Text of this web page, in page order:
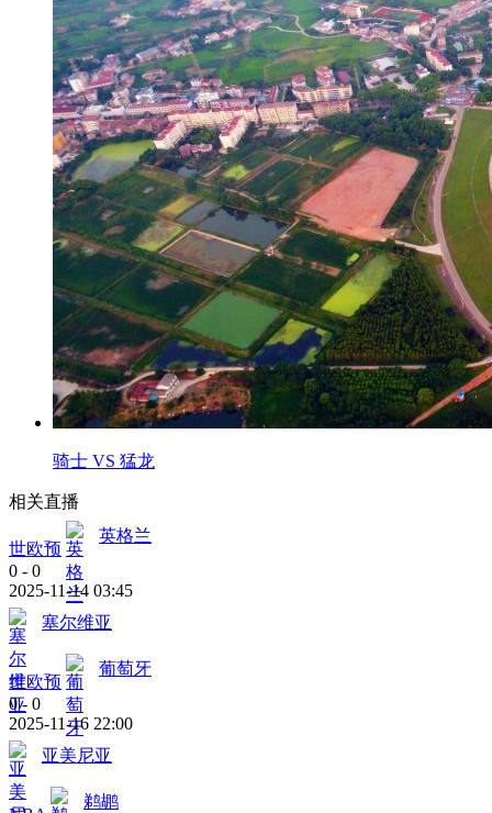
骑士 VS 猛龙
相关直播
世欧预
英格兰
0 - 0
2025-11-14 03:45
塞尔维亚
世欧预
葡萄牙
0 - 0
2025-11-16 22:00
亚美尼亚
鹈鹕